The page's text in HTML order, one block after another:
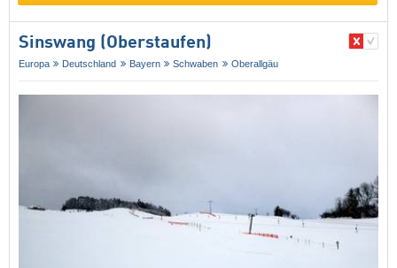
Sinswang (Oberstaufen)
Europa Deutschland Bayern Schwaben Oberallgäu